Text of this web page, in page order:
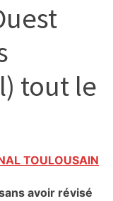
tout le
TOULOUSAIN
avoir révisé